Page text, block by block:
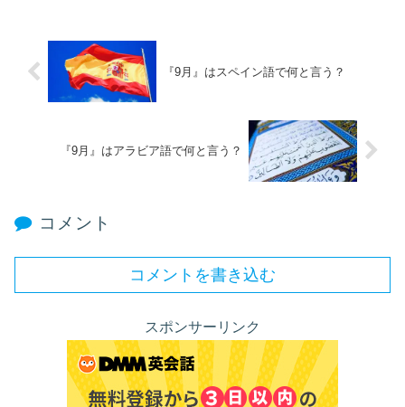
『9月』はスペイン語で何と言う？
『9月』はアラビア語で何と言う？
コメント
コメントを書き込む
スポンサーリンク